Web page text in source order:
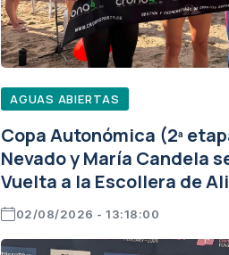
AGUAS ABIERTAS
Copa Autonómica (2ª
Nevado y María Candela
Vuelta a la Escollera de
02/08/2026 - 13:18:00